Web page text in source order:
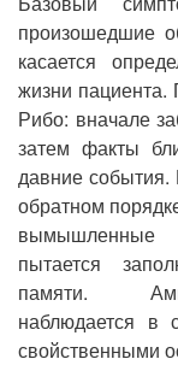
произошедшие
касается
жизни пациента.
Рибо: вначале
затем факты
давние события.
обратном
вымышленные
пытается
памяти.
наблюдается в
свойственными